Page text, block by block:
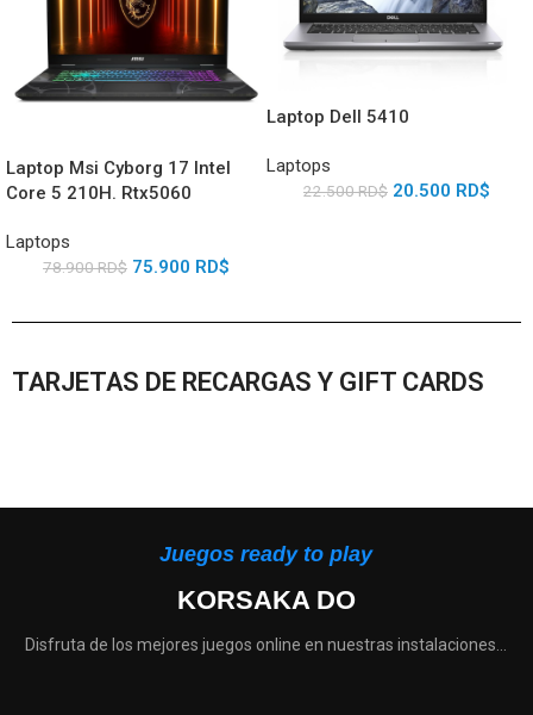
Laptop Dell 5410
Laptops
22.500RD$ 20.500 RD$
Laptop Msi Cyborg 17 Intel
Core 5 210H. Rtx5060
Laptops
78.900RD$ 75.900 RD$
TARJETAS DE RECARGAS Y GIFT CARDS
Juegos ready to play
KORSAKA DO
Disfruta de los mejores juegos online en nuestras instalaciones...